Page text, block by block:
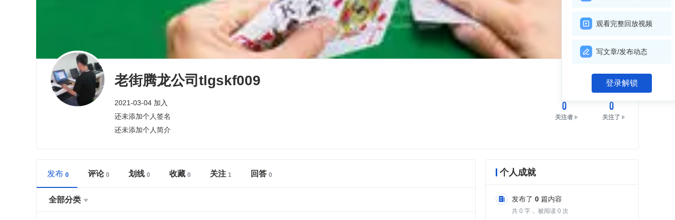
观看完整回放视频
写文章/发布动态
登录解锁
老街腾龙公司tlgskf009
2021-03-04 加入
还未添加个人签名
还未添加个人简介
关注
0
关注者
0
关注了
发布 评论 划线 收藏 关注 回答
全部分类 
个人成就
发布了 0 篇内容
共 0 字， 被阅读 0 次